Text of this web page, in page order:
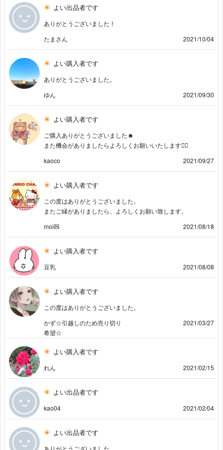
よい出品者です
ありがとうございました！
たまさん
2021/10/04
よい購入者です
ありがとうございました。
ゆん
2021/09/30
よい購入者です
ご購入ありがとうございました☻
また機会がありましたらよろしくお願いいたします🙇‍♀️
kaoco
2021/09/27
よい購入者です
この度はありがとうございました。
またご縁がありましたら、よろしくお願い致します。
mol🧸
2021/08/18
よい購入者です
豆乳 2021/08/08
よい購入者です
この度はありがとうございました。
かず☆引越しのため売り切り
希望☆
2021/03/27
よい購入者です
れん 2021/02/15
よい出品者です
kao04 2021/02/04
よい出品者です
ありがとうございました。